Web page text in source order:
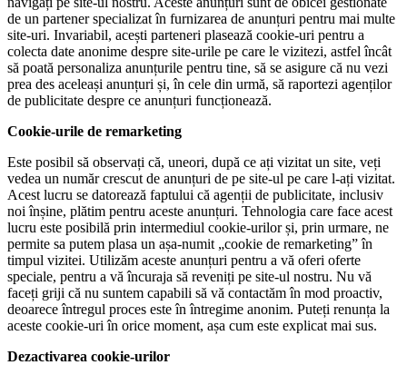
de un partener specializat în furnizarea de anunțuri pentru mai multe
site-uri. Invariabil, acești parteneri plasează cookie-uri pentru a
colecta date anonime despre site-urile pe care le vizitezi, astfel încât
să poată personaliza anunțurile pentru tine, să se asigure că nu vezi
prea des aceleași anunțuri și, în cele din urmă, să raportezi agenților
de publicitate despre ce anunțuri funcționează.
Cookie-urile de remarketing
Este posibil să observați că, uneori, după ce ați vizitat un site, veți
vedea un număr crescut de anunțuri de pe site-ul pe care l-ați vizitat.
Acest lucru se datorează faptului că agenții de publicitate, inclusiv
noi înșine, plătim pentru aceste anunțuri. Tehnologia care face acest
lucru este posibilă prin intermediul cookie-urilor și, prin urmare, ne
permite sa putem plasa un așa-numit „cookie de remarketing” în
timpul vizitei. Utilizăm aceste anunțuri pentru a vă oferi oferte
speciale, pentru a vă încuraja să reveniți pe site-ul nostru. Nu vă
faceți griji că nu suntem capabili să vă contactăm în mod proactiv,
deoarece întregul proces este în întregime anonim. Puteți renunța la
aceste cookie-uri în orice moment, așa cum este explicat mai sus.
Dezactivarea cookie-urilor